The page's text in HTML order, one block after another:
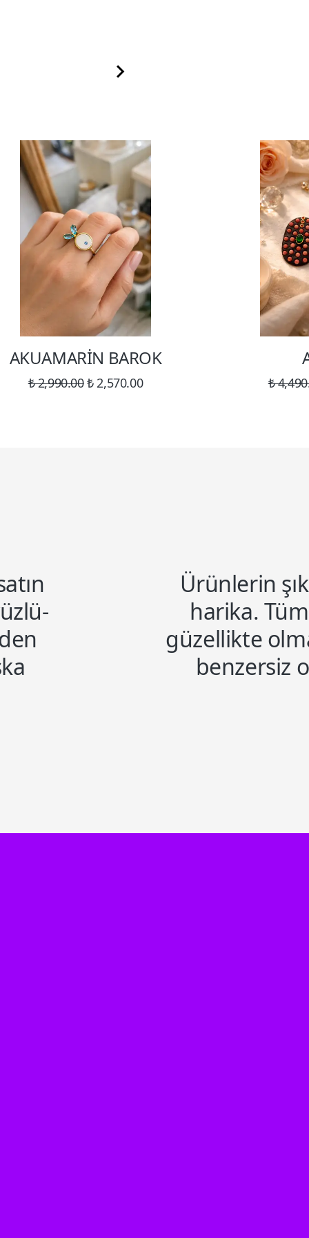
AKUAMARİN BAROK
₺ 2,990.00₺ 2,570.00 ₺
Ürünlerin
harika.
güzellikte
benzersiz